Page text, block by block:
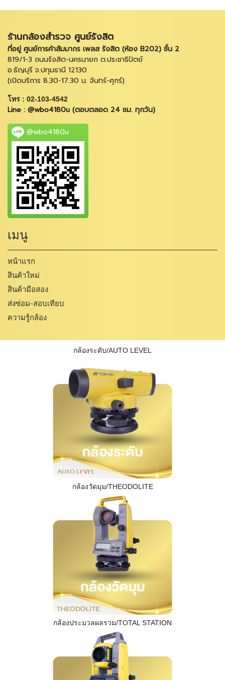
ร้านกล้องสำรวจ ศูนย์รังสิต
ที่อยู่ ศูนย์การค้าสัมมากร เพลส รังสิต (ห้อง B202) ชั้น 2
819/1-3 ถนนรังสิต-นครนายก ต.ประชาธิปัตย์
อ.ธัญบุรี จ.ปทุมธานี 12130
(เปิดบริการ 8.30-17.30 น. จันทร์-ศุกร์)
โทร : 02-103-4542
Line : @wbo4180u (ตอบตลอด 24 ชม. ทุกวัน)
@wbo4180u
เมนู
หน้าแรก
สินค้าใหม่
สินค้ามือสอง
ส่งซ่อม-สอบเทียบ
ความรู้กล้อง
กล้องระดับ/AUTO LEVEL
กล้องวัดมุม/THEODOLITE
กล้องประมวลผลรวม/TOTAL STATION